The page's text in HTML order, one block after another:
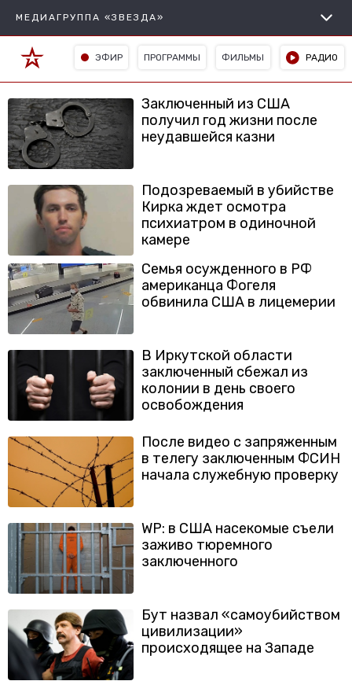
МЕДИАГРУППА «ЗВЕЗДА»
ЭФИР ПРОГРАММЫ ФИЛЬМЫ РАДИО
Заключенный из США
получил год жизни после
неудавшейся казни
Подозреваемый в убийстве
Кирка ждет осмотра
психиатром в одиночной
камере
Семья осужденного в РФ
американца Фогеля
обвинила США в лицемерии
В Иркутской области
заключенный сбежал из
колонии в день своего
освобождения
После видео с запряженным
в телегу заключенным ФСИН
начала служебную проверку
WP: в США насекомые съели
заживо тюремного
заключенного
Бут назвал «самоубийством
цивилизации»
происходящее на Западе